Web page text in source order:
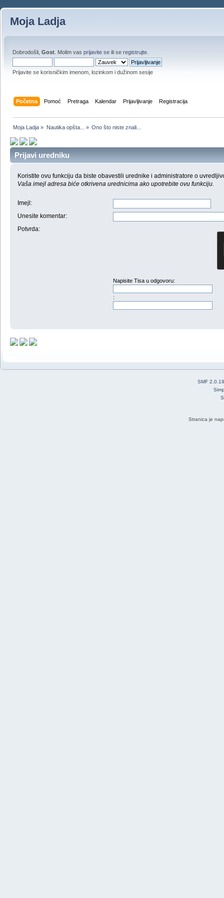
Moja Ladja
Dobrodošli, Gost . Molim vas prijavite se ili se registrujte
Prijavite se korisničkim imenom, lozinkom i dužinom sesije
Početna Pomoć Pretraga Kalendar Prijavljivanje Registracija
Moja Ladja » Nautika opšta... » Ono što niste znali...
Prijavi uredniku
Koristite ovu funkciju da biste obavestili urednike i administratore o
Vaša imejl adresa biće otkrivena urednicima ako upotrebite ovu funkciju.
Imejl :
Unesite komentar:
Potvrda:
Napisite Tisa u odgovoru:
:
SMF 2.0.19
Stranica je